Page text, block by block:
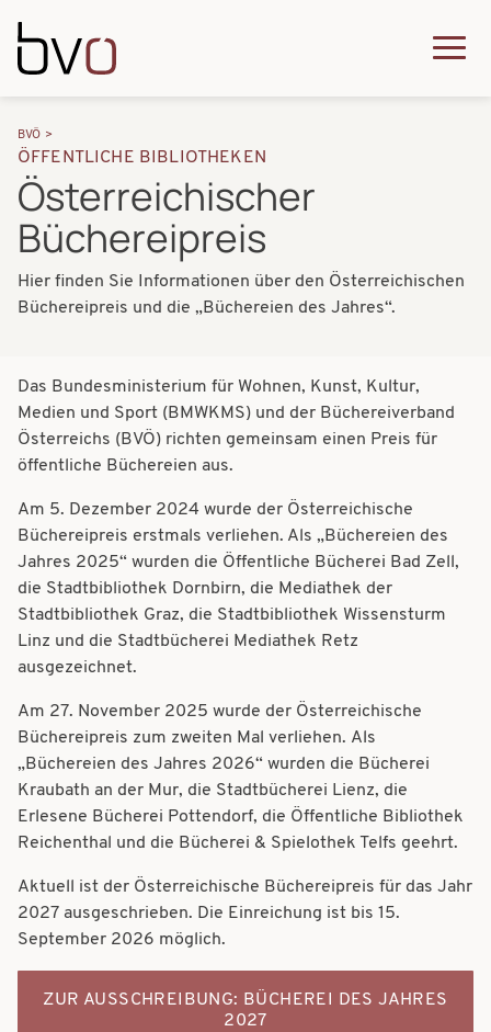
c
k
m
e
a
u
p
t
n
v
i
g
t
i
o
n
P
f
a
d
n
a
i
g
a
t
i
o
n
BVÖ
ÖFFENTLICHE BIBLIOTHEKEN
Österreichischer
Büchereipreis
Hier finden Sie Informationen über den Österreichischen
Büchereipreis und die „Büchereien des Jahres“.
Das Bundesministerium für Wohnen, Kunst, Kultur,
Medien und Sport (BMWKMS) und der Büchereiverband
Österreichs (BVÖ) richten gemeinsam einen Preis für
öffentliche Büchereien aus.
Am 5. Dezember 2024 wurde der Österreichische
Büchereipreis erstmals verliehen. Als „Büchereien des
Jahres 2025“ wurden die Öffentliche Bücherei Bad Zell,
die Stadtbibliothek Dornbirn, die Mediathek der
Stadtbibliothek Graz, die Stadtbibliothek Wissensturm
Linz und die Stadtbücherei Mediathek Retz
ausgezeichnet.
Am 27. November 2025 wurde der Österreichische
Büchereipreis zum zweiten Mal verliehen. Als
„Büchereien des Jahres 2026“ wurden die Bücherei
Kraubath an der Mur, die Stadtbücherei Lienz, die
Erlesene Bücherei Pottendorf, die Öffentliche Bibliothek
Reichenthal und die Bücherei & Spielothek Telfs geehrt.
Aktuell ist der Österreichische Büchereipreis für das Jahr
2027 ausgeschrieben. Die Einreichung ist bis 15.
September 2026 möglich.
ZUR AUSSCHREIBUNG: BÜCHEREI DES JAHRES
2027